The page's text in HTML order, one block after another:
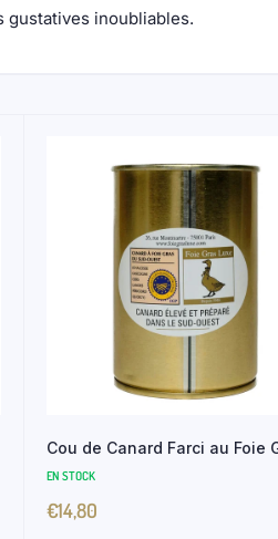
gustatives inoubliables.
Cou de Canard Farci au Foie
EN STOCK
€14,80